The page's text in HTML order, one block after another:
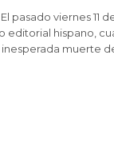
pasado viernes 11
editorial hispano,
muerte